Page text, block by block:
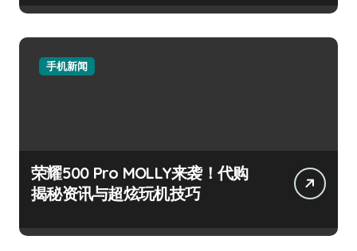
手机新闻
荣耀500 Pro MOLLY来袭！代购
揭秘资讯与超炫玩机技巧